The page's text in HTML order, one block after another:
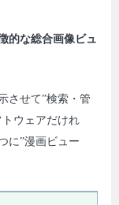
的な総合画像ビュ
させて”検索・管
ウェアだけれ
に”漫画ビュー